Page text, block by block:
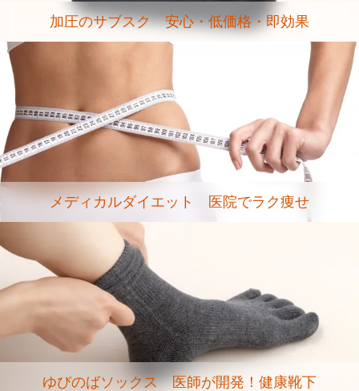
加圧のサブスク 安心・低価格・即効果
メディカルダイエット 医院でラク痩せ
ゆびのばソックス 医師が開発！健康靴下